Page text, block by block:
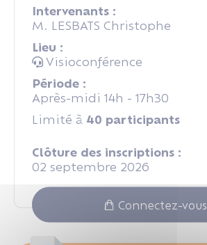
Intervenants :
M. LESBATS Christophe
Lieu :
Visioconférence
Période :
Après-midi 14h - 17h30
Limité à 40 participants
Clôture des inscriptions :
02 septembre 2026
Connectez-vous